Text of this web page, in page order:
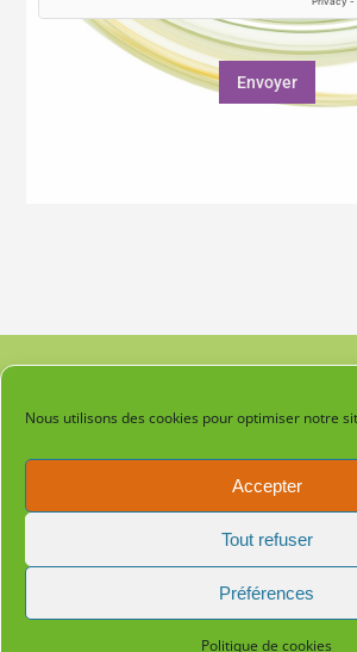
Nous utilisons des cookies pour optimiser notre
Accepter
Tout refuser
Préférences
Politique de cookies
Envoyer
Accueil
Laëtitia : 06 83 51 98 22 –